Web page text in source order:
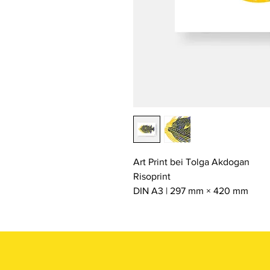
Art Print bei Tolga Akdogan
Risoprint
DIN A3 | 297 mm × 420 mm